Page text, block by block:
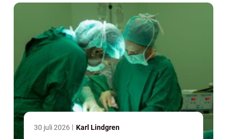
30 juli 2026 Karl Lindgren